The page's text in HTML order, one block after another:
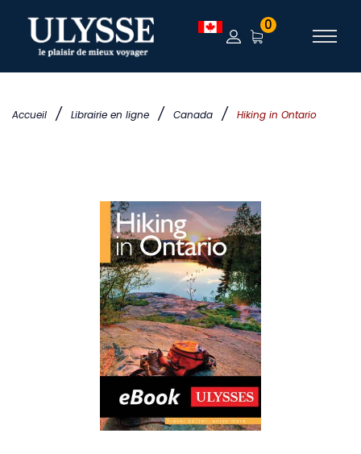
Accueil / Librairie en ligne / Canada / Hiking in Ontario
0